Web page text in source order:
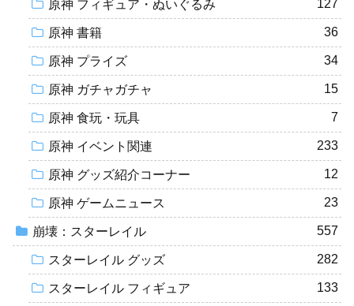
原神 フィギュア・ぬいぐるみ 127
原神 書籍 36
原神 プライズ 34
原神 ガチャガチャ 15
原神 食玩・玩具 7
原神 イベント関連 233
原神 グッズ紹介コーナー 12
原神 ゲームニュース 23
崩壊：スターレイル 557
スターレイル グッズ 282
スターレイル フィギュア 133